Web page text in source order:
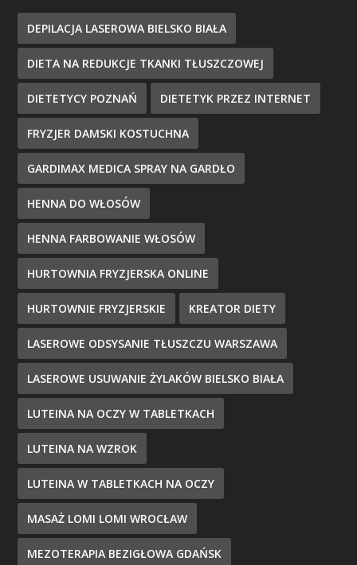
DEPILACJA LASEROWA BIELSKO BIAŁA
DIETA NA REDUKCJE TKANKI TŁUSZCZOWEJ
DIETETYCY POZNAŃ DIETETYK PRZEZ INTERNET
FRYZJER DAMSKI KOSTUCHNA
GARDIMAX MEDICA SPRAY NA GARDŁO
HENNA DO WŁOSÓW
HENNA FARBOWANIE WŁOSÓW
HURTOWNIA FRYZJERSKA ONLINE
HURTOWNIE FRYZJERSKIE KREATOR DIETY
LASEROWE ODSYSANIE TŁUSZCZU WARSZAWA
LASEROWE USUWANIE ŻYLAKÓW BIELSKO BIAŁA
LUTEINA NA OCZY W TABLETKACH
LUTEINA NA WZROK
LUTEINA W TABLETKACH NA OCZY
MASAŻ LOMI LOMI WROCŁAW
MEZOTERAPIA BEZIGŁOWA GDAŃSK